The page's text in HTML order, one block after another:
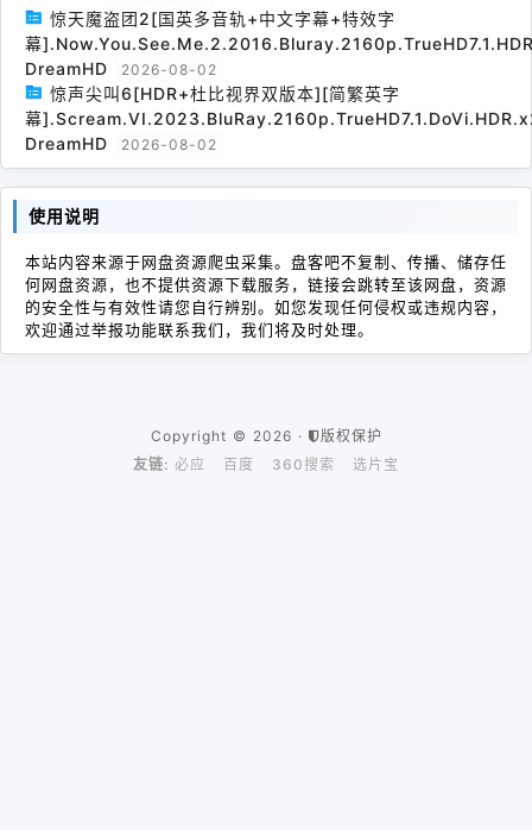
惊天魔盗团2[国英多音轨+中文字幕+特效字
幕
DreamHD
2026-08-02
惊声尖叫6[HDR+杜比视界双版本][简繁英字
幕
DreamHD
2026-08-02
使用说明
本站内容来源于网盘资源爬虫采集。盘客吧不复制、传播、储存任
何网盘资源，也不提供资源下载服务，链接会跳转至该网盘，资源
的安全性与有效性请您自行辨别。如您发现任何侵权或违规内容，
欢迎通过举报功能联系我们，我们将及时处理。
Copyright © 2026 ·
版权保护
友链: 必应 百度 360搜索 选片宝